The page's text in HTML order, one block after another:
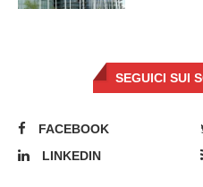
SEGUICI SUI
FACEBOOK
LINKEDIN